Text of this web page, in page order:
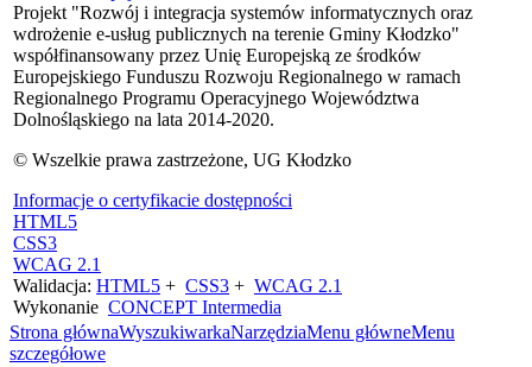
Projekt "Rozwój i integracja systemów informatycznych oraz
wdrożenie e-usług publicznych na terenie Gminy Kłodzko"
współfinansowany przez Unię Europejską ze środków
Europejskiego Funduszu Rozwoju Regionalnego w ramach
Regionalnego Programu Operacyjnego Województwa
Dolnośląskiego na lata 2014-2020.
© Wszelkie prawa zastrzeżone, UG Kłodzko
Informacje o certyfikacie dostępności
HTML5
CSS3
WCAG 2.1
Walidacja: HTML5 + CSS3 + WCAG 2.1
Wykonanie CONCEPT Intermedia
Strona głównaWyszukiwarkaNarzędziaMenu główneMenu
szczegółowe